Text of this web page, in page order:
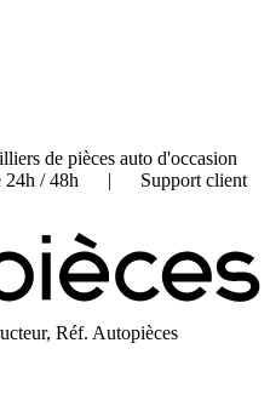
de pièces auto d'occasion
24h / 48h | Support client
Réf. Autopièces